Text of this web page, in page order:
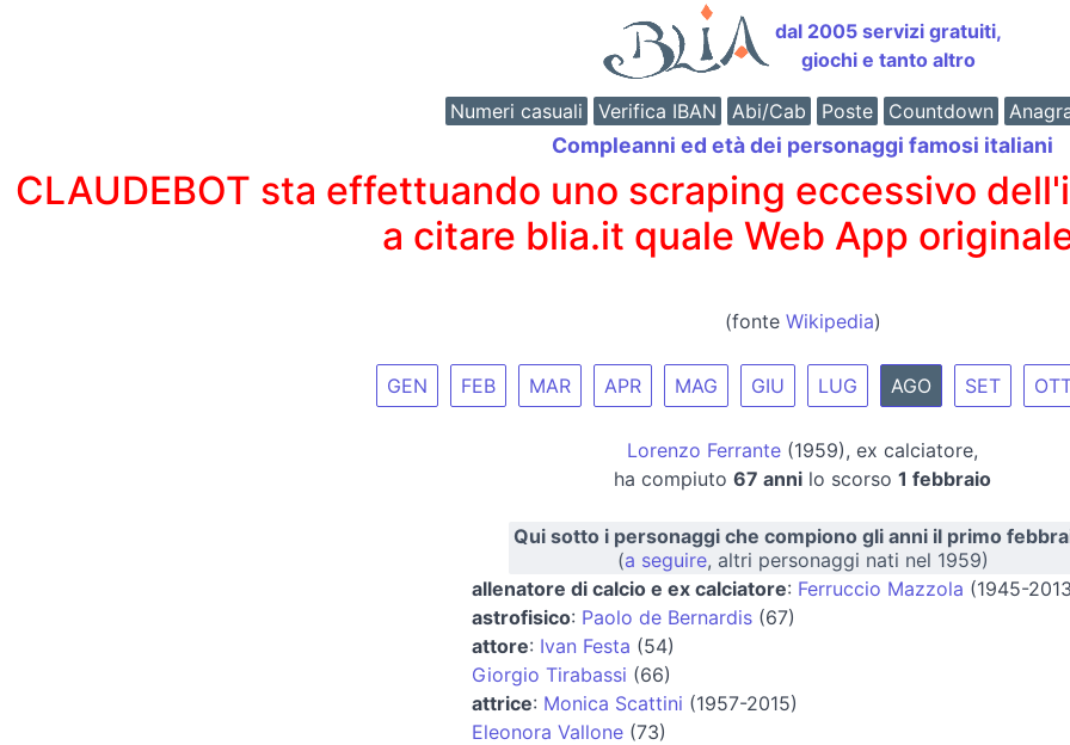
dal 2005 servizi gratuiti,
giochi e tanto altro
Numeri casuali Verifica IBAN Abi/Cab Poste Countdown
Compleanni ed età dei personaggi famosi italiani
CLAUDEBOT sta effettuando uno scraping eccessivo
a citare blia.it quale Web App
(fonte Wikipedia)
GEN FEB MAR APR MAG GIU LUG AGO SET
Lorenzo Ferrante (1959), ex calciatore,
ha compiuto 67 anni lo scorso 1 febbraio
Qui sotto i personaggi che compiono gli anni il primo
(a seguire, altri personaggi nati nel 1959)
allenatore di calcio e ex calciatore: Ferruccio Mazzola (1945-
astrofisico: Paolo de Bernardis (67)
attore: Ivan Festa (54)
Giorgio Tirabassi (66)
attrice: Monica Scattini (1957-2015)
Eleonora Vallone (73)